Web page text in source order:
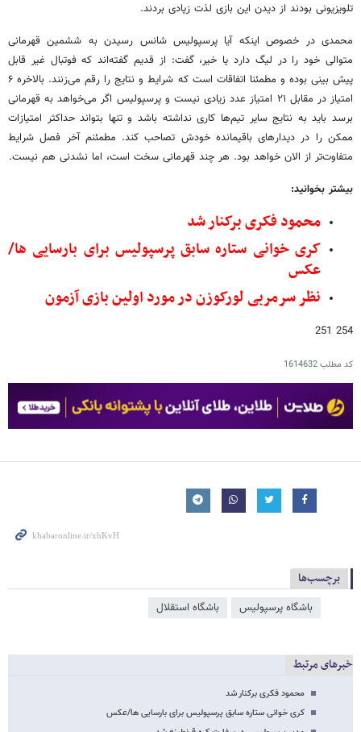
تلویزیونی بودند از دیدن این بازی لذت زیادی بردند.
محمدی در خصوص اینکه آیا پرسپولیس شانس رسیدن به ششمین قهرمانی
متوالی خود را در لیگ دارد یا خیر، گفت: از قدیم گفته‌اند که فوتبال غیر قابل
پیش بینی بوده و مطمئنا اتفاقات است که شرایط و نتایج را رقم می‌زنند. بالاخره ۶
امتیاز در مقابل ۲۱ امتیاز عدد زیادی نیست و پرسپولیس اگر می‌خواهد به قهرمانی
برسد باید به نتایج سایر تیم‌ها کاری نداشته باشد و تنها بتواند حداکثر امتیازات
ممکن را در دیدارهای باقیمانده خودش تصاحب کند. مطمئنم آخر فصل شرایط
متفاوت‌تر از الان خواهد بود. هر چند قهرمانی سخت است، اما نشدنی هم نیست.
بیشتر بخوانید:
محمود فکری برکنار شد
کری خوانی ستاره سابق پرسپولیس برای بارسایی ها/
عکس
نظر سرمربی لورکوزن در مورد اولین بازی آزمون
254 251
کد مطلب1614632
برچسب‌ها
باشگاه پرسپولیس باشگاه استقلال
خبرهای مرتبط
محمود فکری برکنار شد
کری خوانی ستاره سابق پرسپولیس برای بارسایی ها/عکس